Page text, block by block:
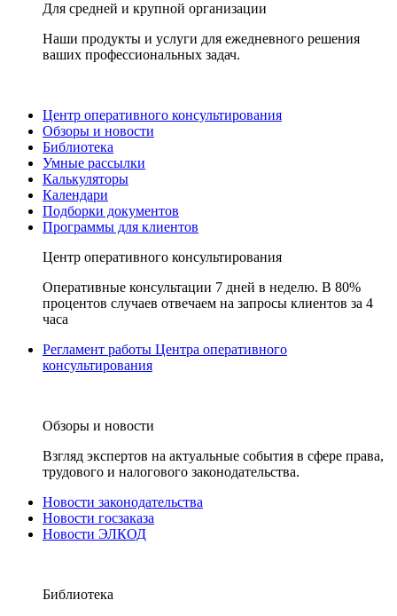
Для средней и крупной организации
Наши продукты и услуги для ежедневного решения
ваших профессиональных задач.
Центр оперативного консультирования
Обзоры и новости
Библиотека
Умные рассылки
Калькуляторы
Календари
Подборки документов
Программы для клиентов
Центр оперативного консультирования
Оперативные консультации 7 дней в неделю. В 80%
процентов случаев отвечаем на запросы клиентов за 4
часа
Регламент работы Центра оперативного
консультирования
Обзоры и новости
Взгляд экспертов на актуальные события в сфере права,
трудового и налогового законодательства.
Новости законодательства
Новости госзаказа
Новости ЭЛКОД
Библиотека